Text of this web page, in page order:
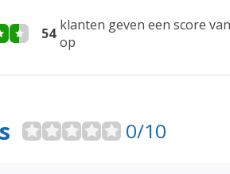
54 klanten geven een score
op
0/10